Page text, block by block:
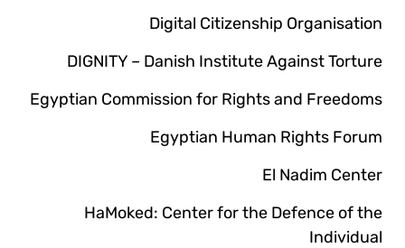
Digital Citizenship Organisation
DIGNITY – Danish Institute Against Torture
Egyptian Commission for Rights and Freedoms
Egyptian Human Rights Forum
El Nadim Center
HaMoked: Center for the Defence of the
Individual